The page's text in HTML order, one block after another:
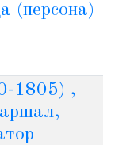
(персона)
1805) ,